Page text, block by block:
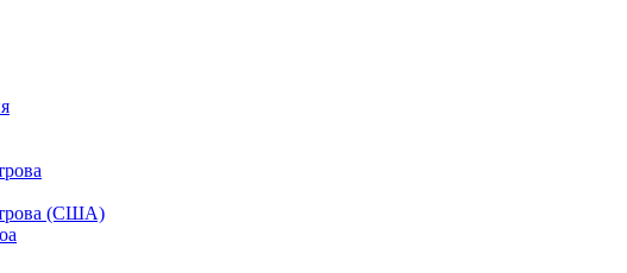
(США)